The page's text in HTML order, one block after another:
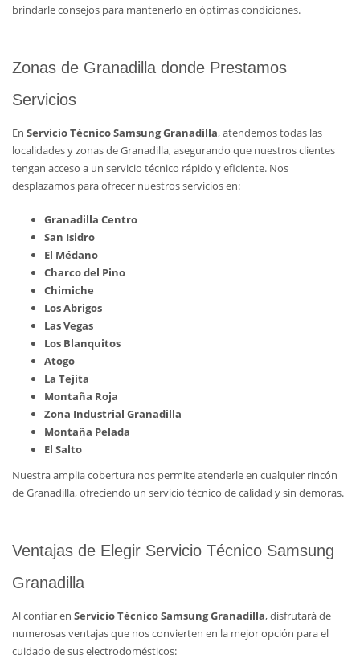
brindarle consejos para mantenerlo en óptimas condiciones.
Zonas de Granadilla donde Prestamos
Servicios
En Servicio Técnico Samsung Granadilla, atendemos todas las
localidades y zonas de Granadilla, asegurando que nuestros clientes
tengan acceso a un servicio técnico rápido y eficiente. Nos
desplazamos para ofrecer nuestros servicios en:
Granadilla Centro
San Isidro
El Médano
Charco del Pino
Chimiche
Los Abrigos
Las Vegas
Los Blanquitos
Atogo
La Tejita
Montaña Roja
Zona Industrial Granadilla
Montaña Pelada
El Salto
Nuestra amplia cobertura nos permite atenderle en cualquier rincón
de Granadilla, ofreciendo un servicio técnico de calidad y sin demoras.
Ventajas de Elegir Servicio Técnico Samsung
Granadilla
Al confiar en Servicio Técnico Samsung Granadilla, disfrutará de
numerosas ventajas que nos convierten en la mejor opción para el
cuidado de sus electrodomésticos: